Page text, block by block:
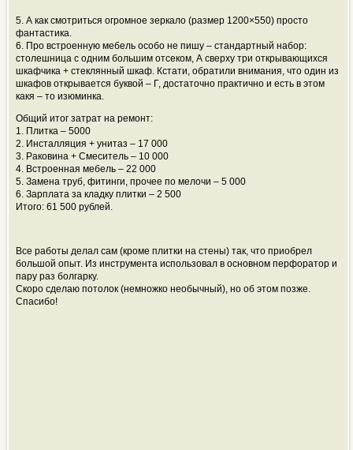
5. А как смотриться огромное зеркало (размер 1200×550) просто
фантастика.
6. Про встроенную мебель особо не пишу – стандартный набор:
столешница с одним большим отсеком, А сверху три открывающихся
шкафчика + стеклянный шкаф. Кстати, обратили внимания, что один из
шкафов открывается буквой – Г, достаточно практично и есть в этом
какя – то изюминка.
Общий итог затрат на ремонт:
1. Плитка – 5000
2. Инсталляция + унитаз – 17 000
3. Раковина + Смеситель – 10 000
4. Встроенная мебель – 22 000
5. Замена труб, фитинги, прочее по мелочи – 5 000
6. Зарплата за кладку плитки – 2 500
Итого: 61 500 рублей.
Все работы делал сам (кроме плитки на стены) так, что приобрел
большой опыт. Из инструмента использовал в основном перфоратор и
пару раз болгарку.
Скоро сделаю потолок (немножко необычный), но об этом позже.
Спасибо!